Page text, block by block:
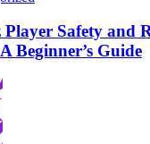
Safety and
Beginner’s Guide